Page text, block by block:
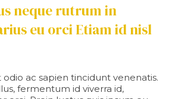
neque rutrum in
eu orci Etiam id nisl
ac sapien tincidunt venenatis.
fermentum id viverra id,